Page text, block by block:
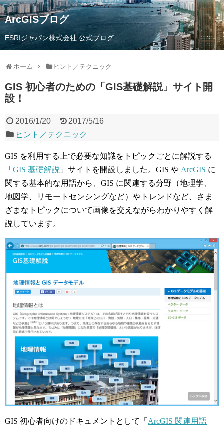
ArcGISブログ
ESRIジャパン株式会社 公式ブログ
ホーム ヒント／テクニック
GIS 初心者のための「GIS基礎解説」サイト開
設！
2016/1/20
2017/5/16
ヒント／テクニック
GIS を利用する上で必要な知識をトピックごとに解説する
「 GIS 基礎解説 」サイトを開設しました。GIS や ArcGIS に
関する基本的な用語から、GIS に関連する分野（地理学、
地図学、リモートセンシングなど）やトレンドなど、さま
ざまなトピックについて画像を交えながらわかりやすく解
説しています。
GIS 初心者向けのドキュメントとして「 ArcGIS 関連用語